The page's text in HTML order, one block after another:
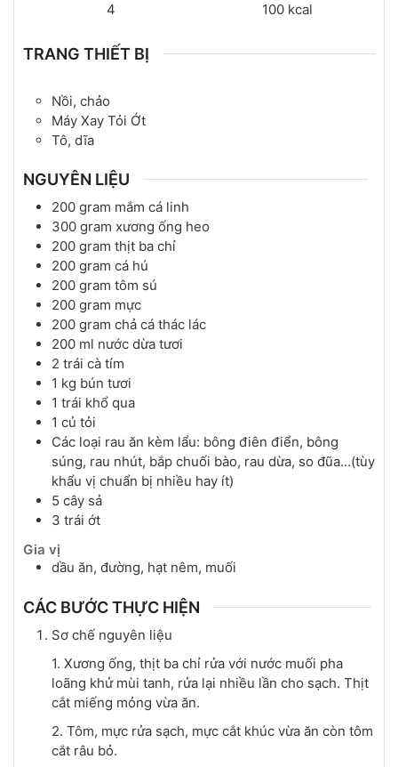
4
100 kcal
TRANG THIẾT BỊ
Nồi, chảo
Máy Xay Tỏi Ớt
Tô, dĩa
NGUYÊN LIỆU
200 gram mắm cá linh
300 gram xương ống heo
200 gram thịt ba chỉ
200 gram cá hú
200 gram tôm sú
200 gram mực
200 gram chả cá thác lác
200 ml nước dừa tươi
2 trái cà tím
1 kg bún tươi
1 trái khổ qua
1 củ tỏi
Các loại rau ăn kèm lẩu: bông điên điển, bông
súng, rau nhút, bắp chuối bào, rau dừa, so đũa…(tùy
khẩu vị chuẩn bị nhiều hay ít)
5 cây sả
3 trái ớt
Gia vị
dầu ăn, đường, hạt nêm, muối
CÁC BƯỚC THỰC HIỆN
Sơ chế nguyên liệu
1. Xương ống, thịt ba chỉ rửa với nước muối pha
loãng khử mùi tanh, rửa lại nhiều lần cho sạch. Thịt
cắt miếng mỏng vừa ăn.
2. Tôm, mực rửa sạch, mực cắt khúc vừa ăn còn tôm
cắt râu bỏ.